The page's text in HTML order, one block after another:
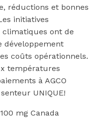
réductions et bonnes
initiatives
climatiques ont de
développement
coûts opérationnels.
températures
à AGCO
UNIQUE!
mg Canada